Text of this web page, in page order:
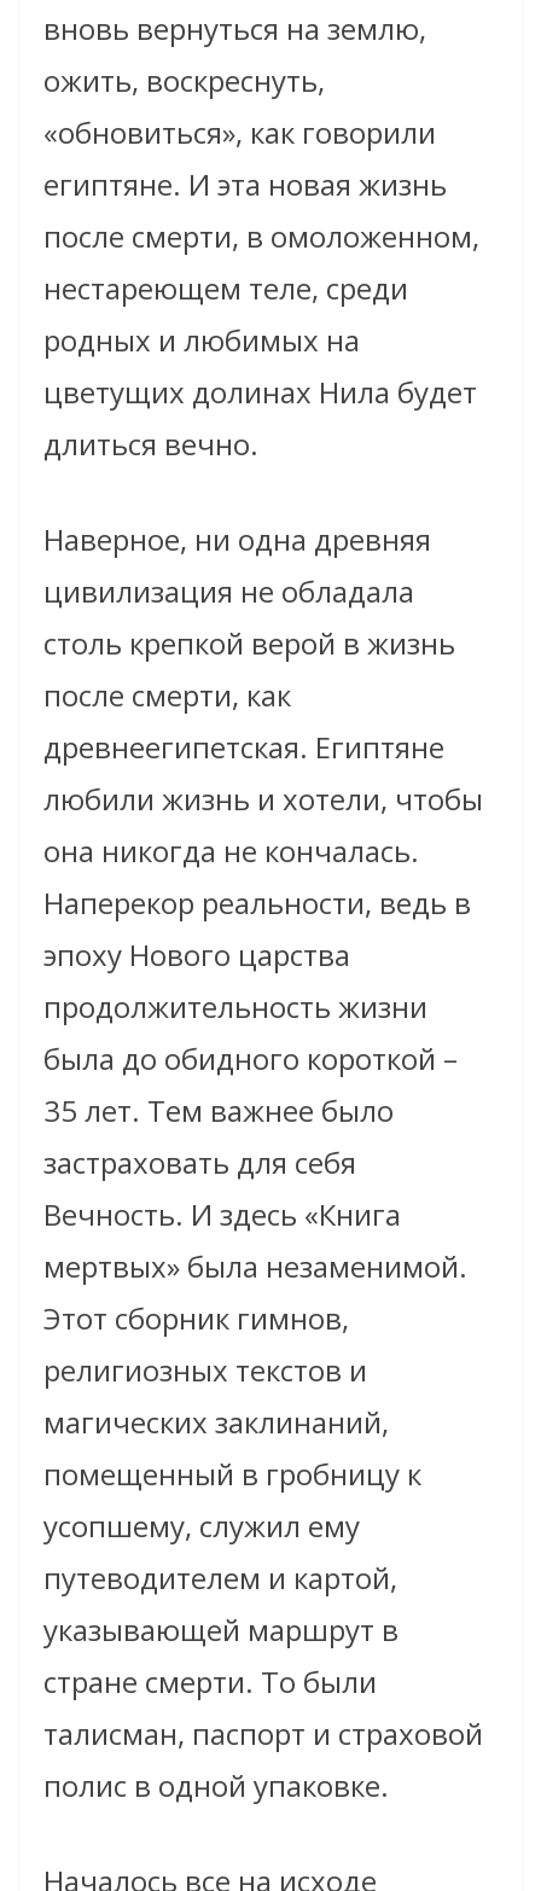
вновь вернуться на землю,
ожить, воскреснуть,
«обновиться», как говорили
египтяне. И эта новая жизнь
после смерти, в омоложенном,
нестареющем теле, среди
родных и любимых на
цветущих долинах Нила будет
длиться вечно.
Наверное, ни одна древняя
цивилизация не обладала
столь крепкой верой в жизнь
после смерти, как
древнеегипетская. Египтяне
любили жизнь и хотели, чтобы
она никогда не кончалась.
Наперекор реальности, ведь в
эпоху Нового царства
продолжительность жизни
была до обидного короткой –
35 лет. Тем важнее было
застраховать для себя
Вечность. И здесь «Книга
мертвых» была незаменимой.
Этот сборник гимнов,
религиозных текстов и
магических заклинаний,
помещенный в гробницу к
усопшему, служил ему
путеводителем и картой,
указывающей маршрут в
стране смерти. То были
талисман, паспорт и страховой
полис в одной упаковке.
Началось все на исходе